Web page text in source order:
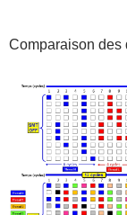
Comparaison des